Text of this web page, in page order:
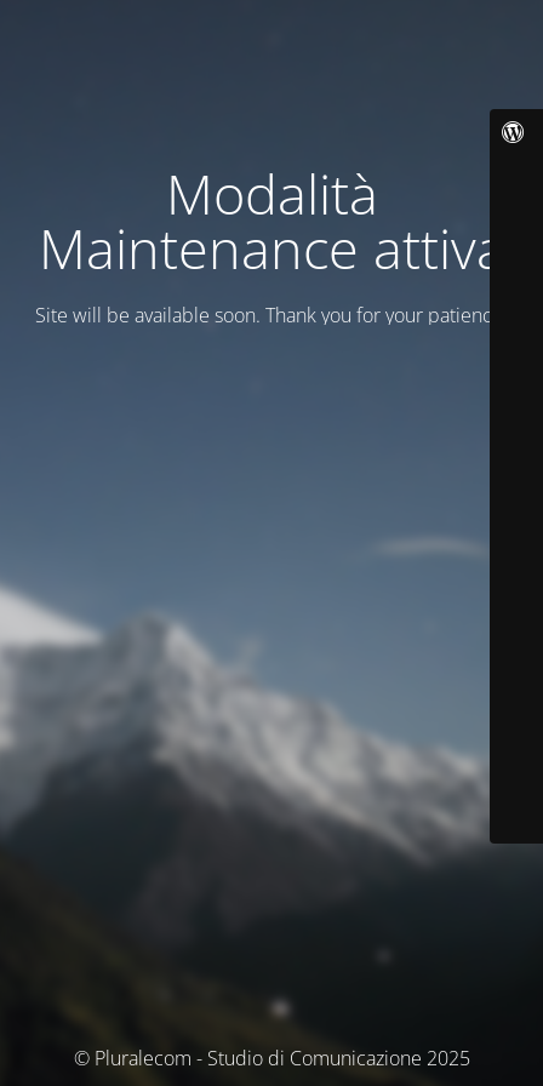
Modalità
Maintenance attiva
Site will be available soon. Thank you for your patience!
© Pluralecom - Studio di Comunicazione 2025